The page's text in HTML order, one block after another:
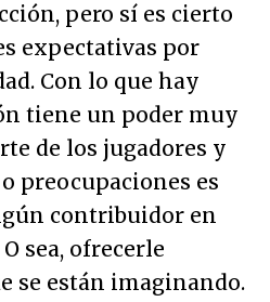
pero sí es cierto
expectativas por
Con lo que hay
tiene un poder muy
de los jugadores y
preocupaciones es
contribuidor en
sea, ofrecerle
se están imaginando.